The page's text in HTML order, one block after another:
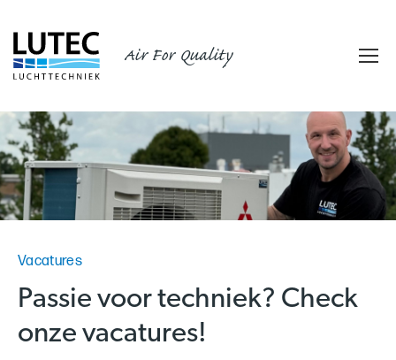
Air For Quality
Vacatures
Passie voor techniek? Check
onze vacatures!